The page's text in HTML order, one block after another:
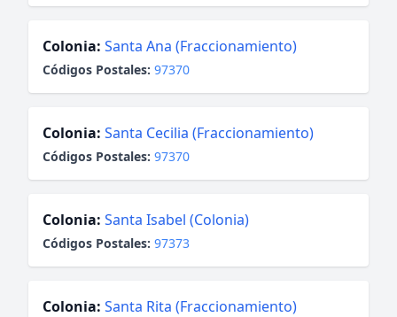
Colonia: Santa Ana (Fraccionamiento)
Códigos Postales: 97370
Colonia: Santa Cecilia (Fraccionamiento)
Códigos Postales: 97370
Colonia: Santa Isabel (Colonia)
Códigos Postales: 97373
Colonia: Santa Rita (Fraccionamiento)